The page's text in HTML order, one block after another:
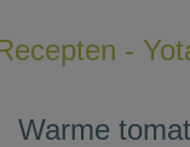
-
Warme